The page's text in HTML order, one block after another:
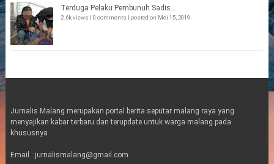
Terduga Pelaku Pembunuh Sadis...
2.6k views | 0 comments | posted on Mei 15, 2019
Jurnalis Malang merupakan portal berita seputar malang raya yang
menyajikan kabar terbaru dan terupdate untuk warga malang pada
khususnya
Email : jurnalismalang@gmail.com